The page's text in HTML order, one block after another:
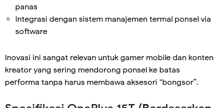
panas
Integrasi dengan sistem manajemen termal ponsel via
software
Inovasi ini sangat relevan untuk gamer mobile dan konten
kreator yang sering mendorong ponsel ke batas
performa tanpa harus membawa aksesori “bongsor”.